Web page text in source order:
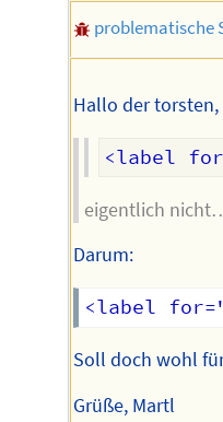
problematische
Hallo der torsten,
eigentlich
Darum:
Soll doch wohl
Grüße, Martl